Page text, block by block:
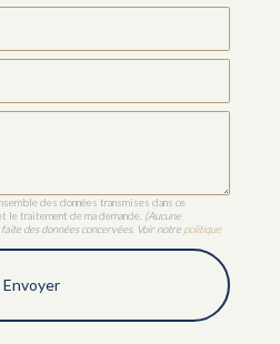
des données transmises dans ce
traitement de ma demande. (Aucune
des données concervées. Voir notrepolitique